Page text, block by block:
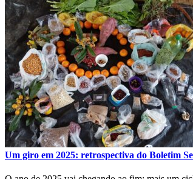
Um giro em 2025: retrospectiva do Boletim